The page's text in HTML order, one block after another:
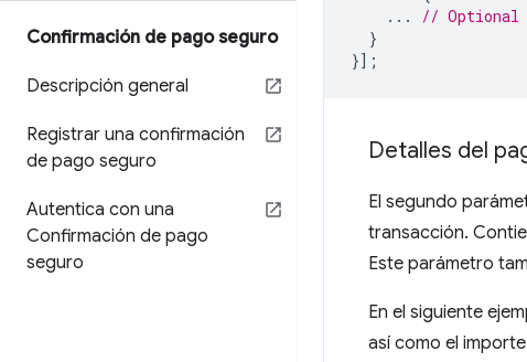
Confirmación de pago seguro
Descripción general
Registrar una confirmación
de pago seguro
Autentica con una
Confirmación de pago
seguro
...
// Optional
}
}];
Detalles del
El segundo
transacción.
Este parámetro
En el siguiente
así como el